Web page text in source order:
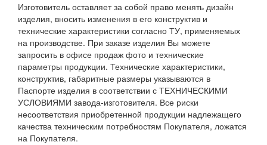
Изготовитель оставляет за собой право менять дизайн
изделия, вносить изменения в его конструктив и
технические характеристики согласно ТУ, применяемых
на производстве. При заказе изделия Вы можете
запросить в офисе продаж фото и технические
параметры продукции. Технические характеристики,
конструктив, габаритные размеры указываются в
Паспорте изделия в соответствии с ТЕХНИЧЕСКИМИ
УСЛОВИЯМИ завода-изготовителя. Все риски
несоответствия приобретенной продукции надлежащего
качества техническим потребностям Покупателя, ложатся
на Покупателя.